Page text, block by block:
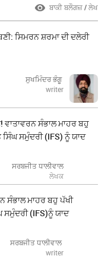
ਬਾਕੀ ਬਲੌਗਜ਼ / ਲੇਖ
ਸਿਮਰਨ ਸ਼ਰਮਾ ਦੀ ਦਲੇਰੀ
ਸੁਖਮਿੰਦਰ ਭੰਗੂ
writer
ਵਾਤਾਵਰਨ ਸੰਭਾਲ ਮਾਹਰ ਬਹੁ
ਸਮੁੰਦਰੀ (IFS) ਨੂੰ ਯਾਦ
ਸਰਬਜੀਤ ਧਾਲੀਵਾਲ
ਲੇਖਕ
ਸੰਭਾਲ ਮਾਹਰ ਬਹੁ ਪੱਖੀ
(IFS)ਨੂੰ ਯਾਦ
ਸਰਬਜੀਤ ਧਾਲੀਵਾਲ
writer